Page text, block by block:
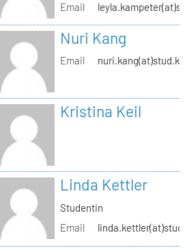
Email
Nuri Kang
Email
Kristina Keil
Linda Kettler
Studentin
Email